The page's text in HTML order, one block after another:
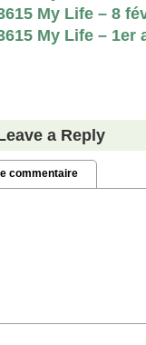
My Life – 8
My Life – 1er
a Reply
commentaire